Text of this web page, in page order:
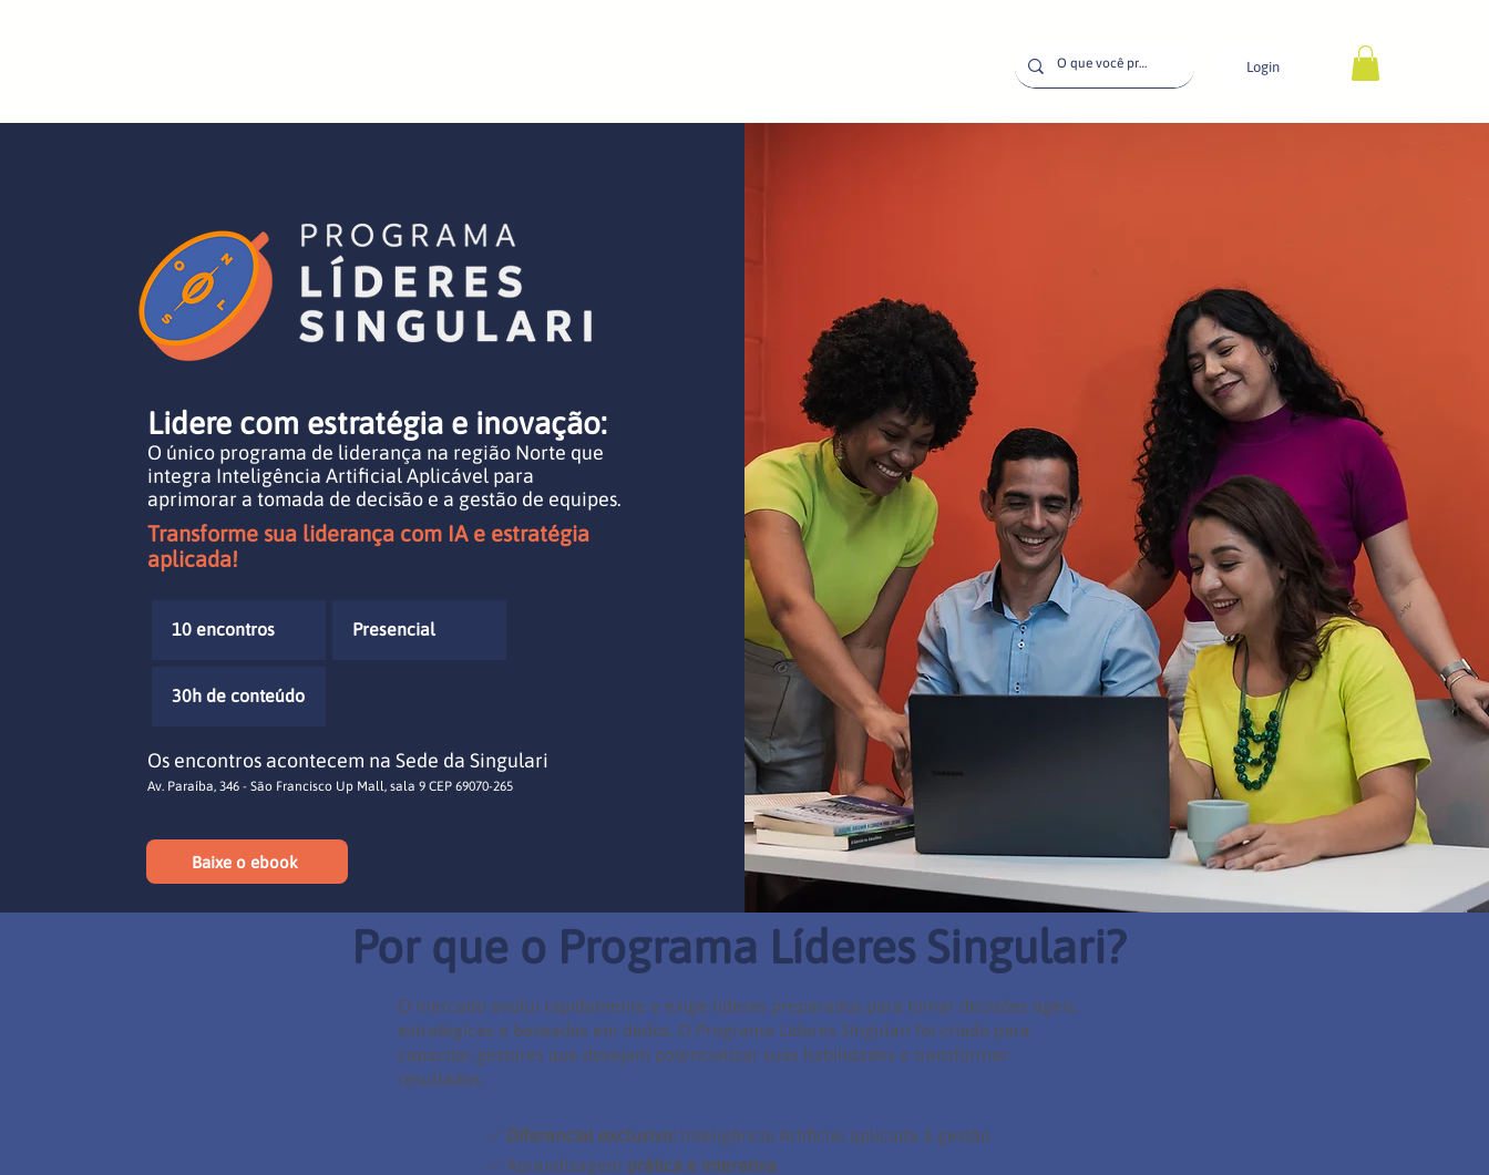
Login
Lidere com estratégia e inovação:
O único programa de liderança na região Norte que
integra Inteligência Artificial Aplicável para
aprimorar a tomada de decisão e a gestão de equipes.
Transforme sua liderança com IA e estratégia
aplicada!
10 encontros Presencial
30h de conteúdo
Os encontros acontecem na Sede da Singulari
Av. Paraíba, 346 - São Francisco Up Mall, sala 9 CEP 69070-265
Baixe o ebook
Por que o Programa Líderes Singulari?
O mercado evolui rapidamente e exige líderes preparados para tomar decisões ágeis,
estratégicas e baseadas em dados. O Programa Líderes Singulari foi criado para
capacitar gestores que desejam potencializar suas habilidades e transformar
resultados.
✅ Diferencial exclusivo: Inteligência Artificial aplicada à gestão
✅ Aprendizagem prática e interativa